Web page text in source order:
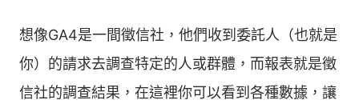
想像GA4是一間徵信社，他們收到委託人（也就是
你）的請求去調查特定的人或群體，而報表就是徵
信社的調查結果，在這裡你可以看到各種數據，讓